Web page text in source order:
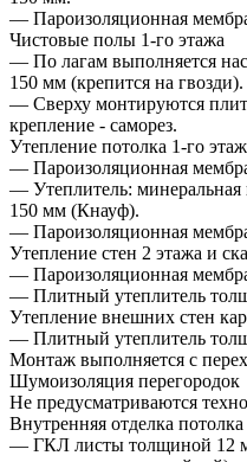
— Пароизоляционная
Чистовые полы 1-го этажа
— По лагам выполняется
150 мм (крепится на гвозди).
— Сверху монтируются
крепление - саморез.
Утепление потолка 1-го
— Пароизоляционная
— Утеплитель: минеральная
150 мм (Кнауф).
— Пароизоляционная
Утепление стен 2 этажа и
— Пароизоляционная
— Плитный утеплитель
Утепление внешних стен
— Плитный утеплитель
Монтаж выполняется с
Шумоизоляция перегородок
Не предусматриваются
Внутренняя отделка потолка
— ГКЛ листы толщиной 12